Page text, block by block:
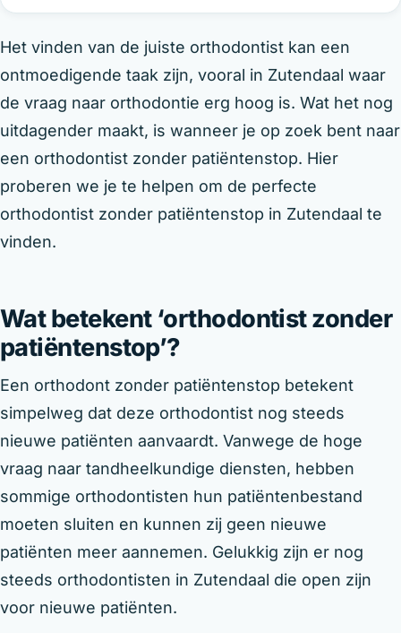
Het vinden van de juiste orthodontist kan een
ontmoedigende taak zijn, vooral in Zutendaal waar
de vraag naar orthodontie erg hoog is. Wat het nog
uitdagender maakt, is wanneer je op zoek bent naar
een orthodontist zonder patiëntenstop. Hier
proberen we je te helpen om de perfecte
orthodontist zonder patiëntenstop in Zutendaal te
vinden.
Wat betekent ‘orthodontist zonder
patiëntenstop’?
Een orthodont zonder patiëntenstop betekent
simpelweg dat deze orthodontist nog steeds
nieuwe patiënten aanvaardt. Vanwege de hoge
vraag naar tandheelkundige diensten, hebben
sommige orthodontisten hun patiëntenbestand
moeten sluiten en kunnen zij geen nieuwe
patiënten meer aannemen. Gelukkig zijn er nog
steeds orthodontisten in Zutendaal die open zijn
voor nieuwe patiënten.